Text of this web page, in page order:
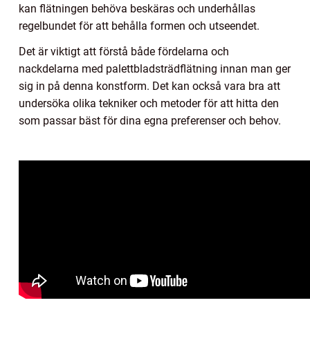
kan flätningen behöva beskäras och underhållas
regelbundet för att behålla formen och utseendet.
Det är viktigt att förstå både fördelarna och
nackdelarna med palettbladsträdflätning innan man ger
sig in på denna konstform. Det kan också vara bra att
undersöka olika tekniker och metoder för att hitta den
som passar bäst för dina egna preferenser och behov.